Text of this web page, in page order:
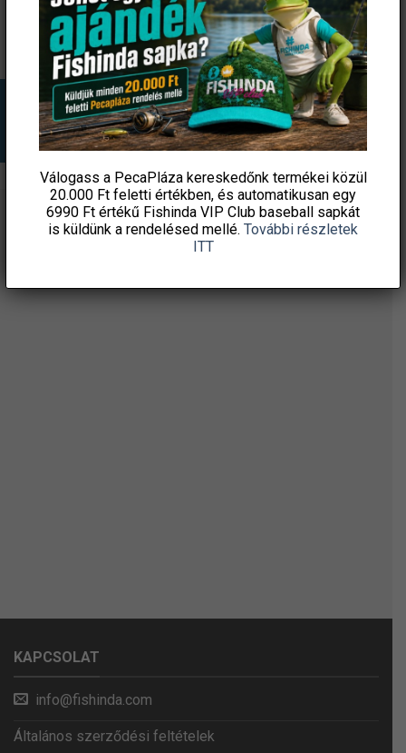
KOSÁRBA TESZEM KOSÁRBA TESZEM
ÉRTESÜLJ ELSŐKÉNT! IRATKOZZ FEL A
HÍRLEVELÜNKRE!
KAPCSOLAT
info@fishinda.com
Általános szerződési feltételek
Válogass a PecaPláza kereskedőnk termékei közül
20.000 Ft feletti értékben, és automatikusan egy
6990 Ft értékű Fishinda VIP Club baseball sapkát
is küldünk a rendelésed mellé. További részletek
ITT